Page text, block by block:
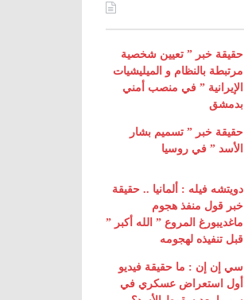
حقيقة خبر ” تعيين شخصية
مرتبطة بالنظام و الميليشيات
الإيرانية ” في منصب أمني
بدمشق
حقيقة خبر ” تسميم بشار
الأسد ” في روسيا
دويتشه فيله : ألمانيا .. حقيقة
خبر قول منفذ هجوم
ماغديبورغ المروع ” الله أكبر ”
قبل تنفيذه لهجومه
سي إن إن : ما حقيقة فيديو
أول استعراض عسكري في